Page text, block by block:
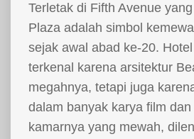
Terletak di Fifth Avenue
Plaza adalah simbol
sejak awal abad ke-20.
terkenal karena arsitektur
megahnya, tetapi juga
dalam banyak karya film
kamarnya yang mewah,